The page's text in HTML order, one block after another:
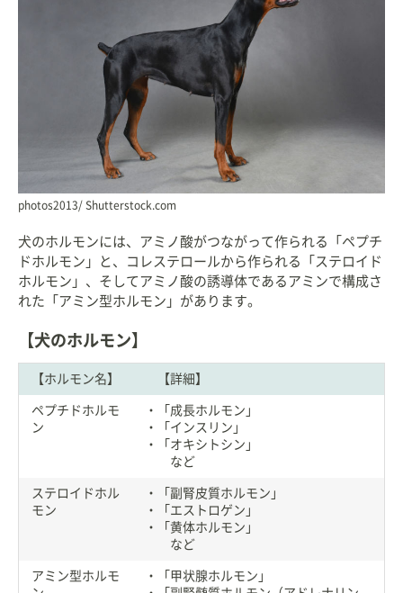
photos2013/ Shutterstock.com
犬のホルモンには、アミノ酸がつながって作られる「ペプチ
ドホルモン」と、コレステロールから作られる「ステロイド
ホルモン」、そしてアミノ酸の誘導体であるアミンで構成さ
れた「アミン型ホルモン」があります。
【犬のホルモン】
【ホルモン名】 【詳細】
ペプチドホルモ
ン
・「成長ホルモン」
・「インスリン」
・「オキシトシン」
など
ステロイドホル
モン
・「副腎皮質ホルモン」
・「エストロゲン」
・「黄体ホルモン」
など
アミン型ホルモ
・「甲状腺ホルモン」